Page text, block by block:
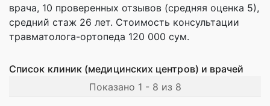
врача, 10 проверенных отзывов (средняя оценка 5),
cредний стаж 26 лет. Стоимость консультации
травматолога-ортопеда 120 000 сум.
Список клиник (медицинских центров) и врачей
Показано 1 - 8 из 8